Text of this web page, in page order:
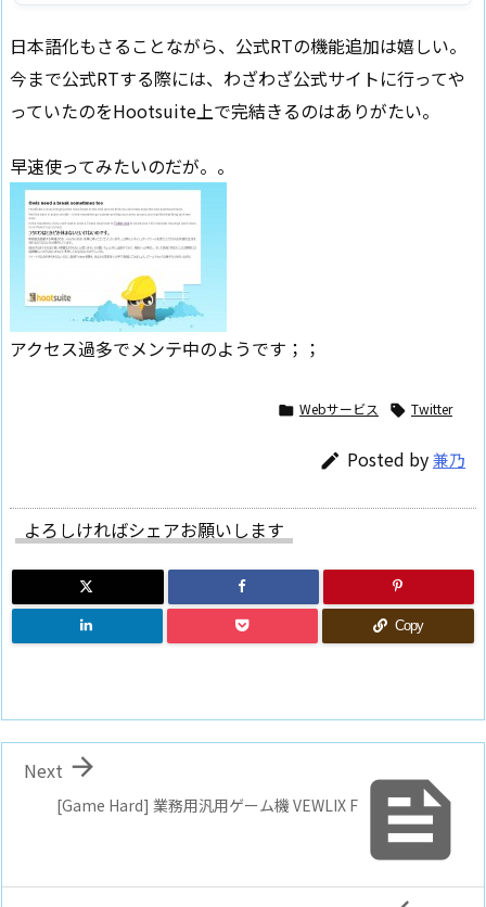
日本語化もさることながら、公式RTの機能追加は嬉しい。
今まで公式RTする際には、わざわざ公式サイトに行ってや
っていたのをHootsuite上で完結きるのはありがたい。
早速使ってみたいのだが。。
アクセス過多でメンテ中のようです；；
 Webサービス  Twitter
 Posted by兼乃
よろしければシェアお願いします
Copy

[Game Hard] 業務用汎用ゲーム機 VEWLIX F

Next